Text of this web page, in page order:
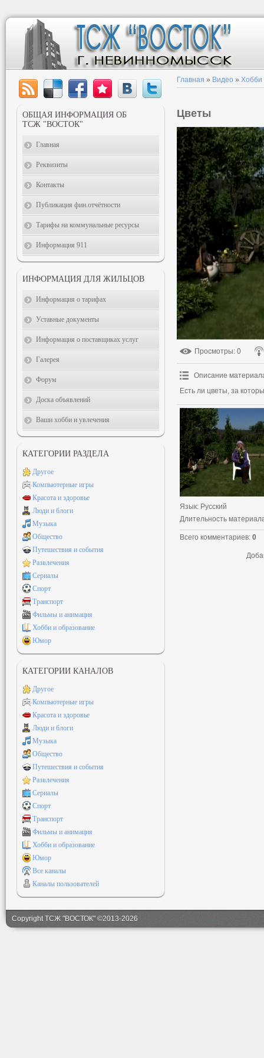
Главная » Видео » Хобби
Цветы
Просмотры: 0
Описание
Есть ли цветы, за
Язык: Русский
Длительность
Всего комментариев: 0
ОБЩАЯ ИНФОРМАЦИЯ ОБ
ТСЖ "ВОСТОК"
Главная
Реквизиты
Контакты
Публикация фин.отчётности
Тарифы на коммунальные ресурсы
Информация 911
ИНФОРМАЦИЯ ДЛЯ ЖИЛЬЦОВ
Информация о тарифах
Уставные документы
Информация о поставщиках услуг
Галерея
Форум
Доска объявлений
Ваши хобби и увлечения
КАТЕГОРИИ РАЗДЕЛА
Другое
Компьютерные игры
Красота и здоровье
Люди и блоги
Музыка
Общество
Путешествия и события
Развлечения
Сериалы
Спорт
Транспорт
Фильмы и анимация
Хобби и образование
Юмор
КАТЕГОРИИ КАНАЛОВ
Другое
Компьютерные игры
Красота и здоровье
Люди и блоги
Музыка
Общество
Путешествия и события
Развлечения
Сериалы
Спорт
Транспорт
Фильмы и анимация
Хобби и образование
Юмор
Все каналы
Каналы пользователей
Copyright ТСЖ "ВОСТОК" ©2013-2026